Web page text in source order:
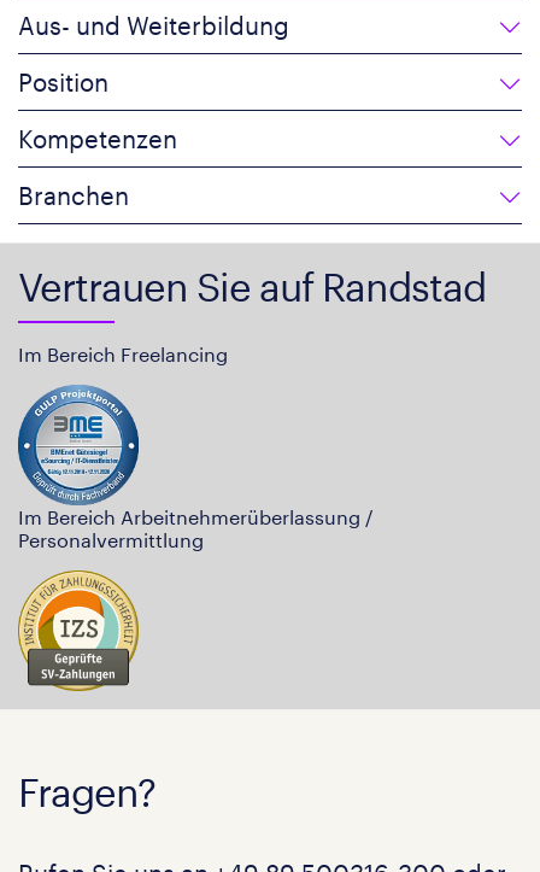
Aus- und Weiterbildung
Position
Kompetenzen
Branchen
Vertrauen Sie auf Randstad
Im Bereich Freelancing
Im Bereich Arbeitnehmerüberlassung /
Personalvermittlung
Fragen?